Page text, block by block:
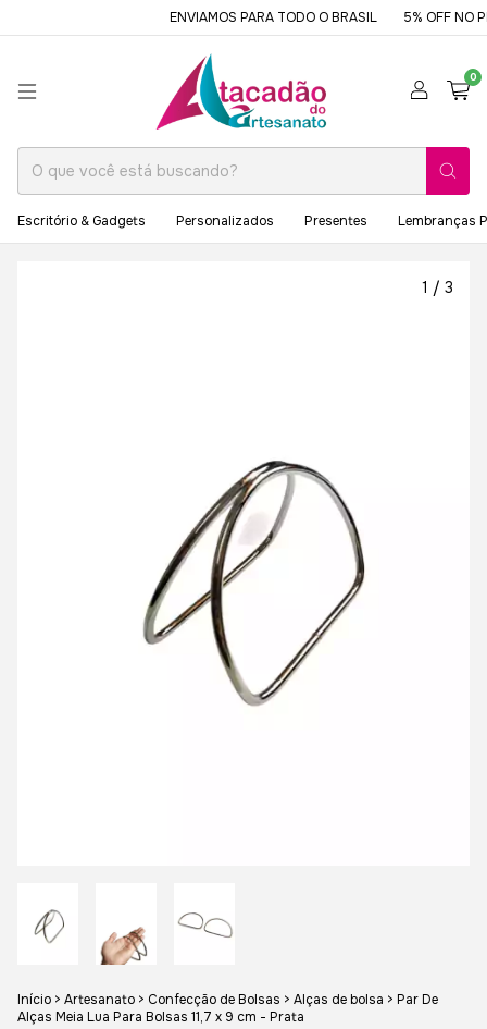
ENVIAMOS PARA TODO O BRASIL 5% OFF NO
0
Escritório & Gadgets Personalizados Presentes Lembranças
1 / 3
Início > Artesanato > Confecção de Bolsas > Alças de bolsa > Par De
Alças Meia Lua Para Bolsas 11,7 x 9 cm - Prata